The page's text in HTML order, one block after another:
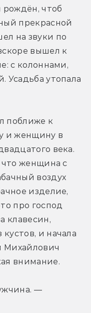
рождён, чтоб
прекрасной
на звуки по
вышел к
с колоннами,
Усадьба утопала
поближе к
и женщину в
века.
что женщина с
воздух
изделие,
про господ
клавесин,
и начала
Михайлович
внимание.
—